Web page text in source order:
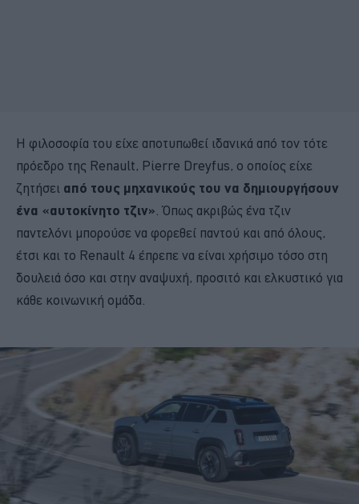
Η φιλοσοφία του είχε αποτυπωθεί ιδανικά από τον τότε
πρόεδρο της Renault, Pierre Dreyfus, ο οποίος είχε
ζητήσει από τους μηχανικούς του να δημιουργήσουν
ένα «αυτοκίνητο τζιν» . Όπως ακριβώς ένα τζιν
παντελόνι μπορούσε να φορεθεί παντού και από όλους,
έτσι και το Renault 4 έπρεπε να είναι χρήσιμο τόσο στη
δουλειά όσο και στην αναψυχή, προσιτό και ελκυστικό για
κάθε κοινωνική ομάδα.